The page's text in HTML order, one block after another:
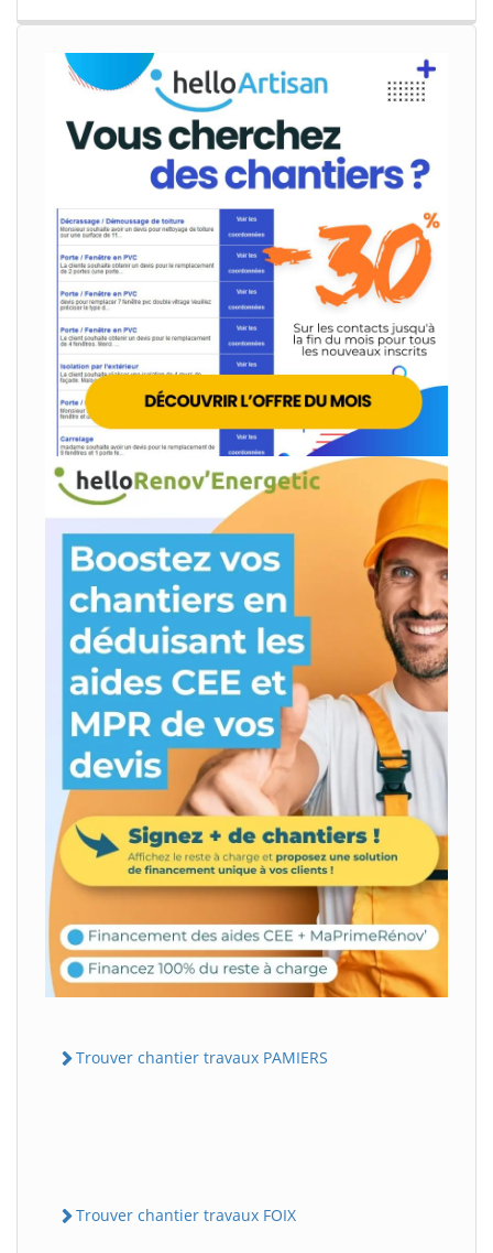
Trouver chantier travaux PAMIERS
Trouver chantier travaux FOIX